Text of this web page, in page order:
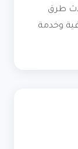
طرق
وخدمة